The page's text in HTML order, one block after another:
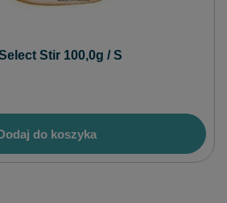
Stir 100,0g / S
do koszyka